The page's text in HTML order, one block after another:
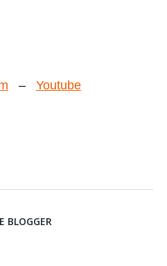
– Youtube
BLOGGER